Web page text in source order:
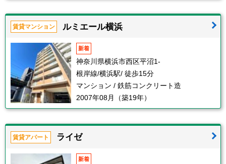
賃貸マンション ルミエール横浜
新着
神奈川県横浜市西区平沼1-
根岸線/横浜駅/ 徒歩15分
マンション / 鉄筋コンクリート造
2007年08月（築19年）
賃貸アパート ライゼ
新着